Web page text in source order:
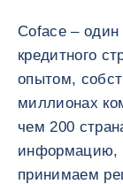
Coface –
кредитного
опытом,
миллионах
чем 200
информацию,
принимаем